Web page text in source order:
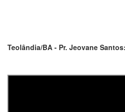
Teolândia/BA - Pr. Jeovane Santos: